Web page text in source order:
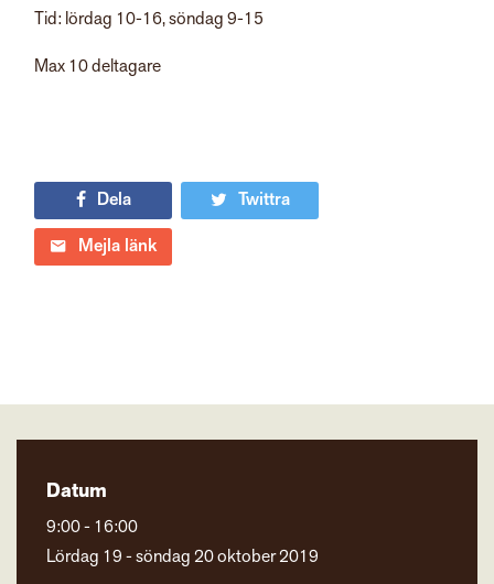
Tid: lördag 10-16, söndag 9-15
Max 10 deltagare
Dela
Twittra
Mejla länk
Datum
9:00 - 16:00
Lördag 19 - söndag 20 oktober 2019